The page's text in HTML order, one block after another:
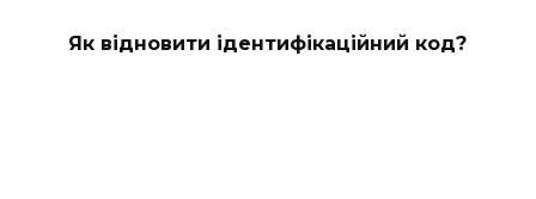
Як відновити ідентифікаційний код?